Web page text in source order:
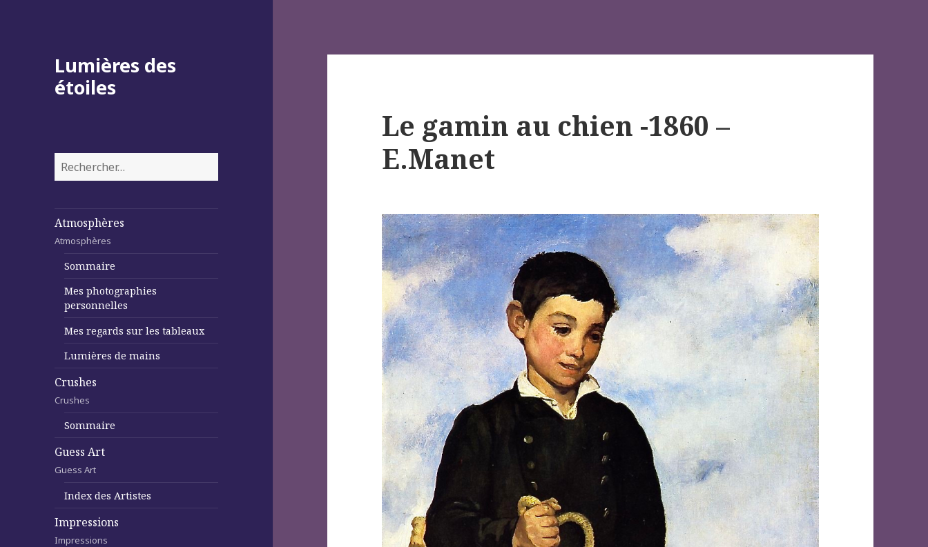
Lumières des
étoiles
Rechercher :
Atmosphères
Atmosphères
Sommaire
Mes photographies
personnelles
Mes regards sur les tableaux
Lumières de mains
Crushes
Crushes
Sommaire
Guess Art
Guess Art
Index des Artistes
Impressions
Impressions
Le gamin au chien -1860 –
E.Manet